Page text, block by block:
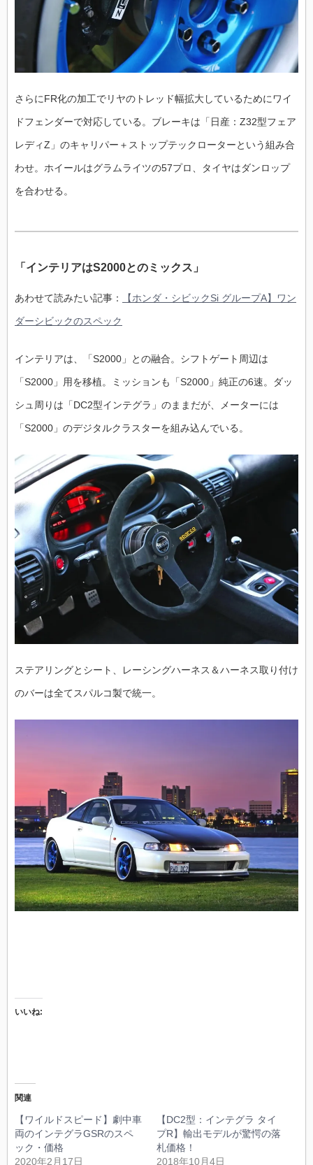
さらにFR化の加工でリヤのトレッド幅拡大しているためにワイ
ドフェンダーで対応している。ブレーキは「日産：Z32型フェア
レディZ」のキャリパー＋ストップテックローターという組み合
わせ。ホイールはグラムライツの57プロ、タイヤはダンロップ
を合わせる。
「インテリアはS2000とのミックス」
あわせて読みたい記事： 【ホンダ・シビックSi グループA】ワン
ダーシビックのスペック
インテリアは、「S2000」との融合。シフトゲート周辺は
「S2000」用を移植。ミッションも「S2000」純正の6速。ダッ
シュ周りは「DC2型インテグラ」のままだが、メーターには
「S2000」のデジタルクラスターを組み込んでいる。
ステアリングとシート、レーシングハーネス＆ハーネス取り付け
のバーは全てスパルコ製で統一。
いいね:
関連
【ワイルドスピード】劇中車
両のインテグラGSRのスペ
ック・価格
2020年2月17日
【DC2型：インテグラ タイ
プR】輸出モデルが驚愕の落
札価格！
2018年10月4日